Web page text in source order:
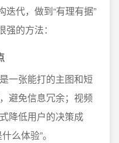
代，做到“有理有据”
的方法：
一张能打的主图和短
避免信息冗余；视频
降低用户的决策成
么体验”。